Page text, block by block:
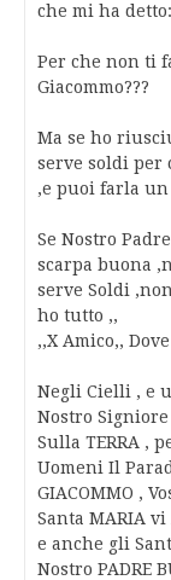
che mi ha detto:
Per che non ti
Giacommo???
Ma se ho
serve soldi per
,e puoi farla un
Se Nostro
scarpa buona
serve Soldi
ho tutto ,,
,,X Amico,,
Negli Cielli , e
Nostro Signiore
Sulla TERRA ,
Uomeni Il
GIACOMMO ,
Santa MARIA
e anche gli
Nostro PADRE